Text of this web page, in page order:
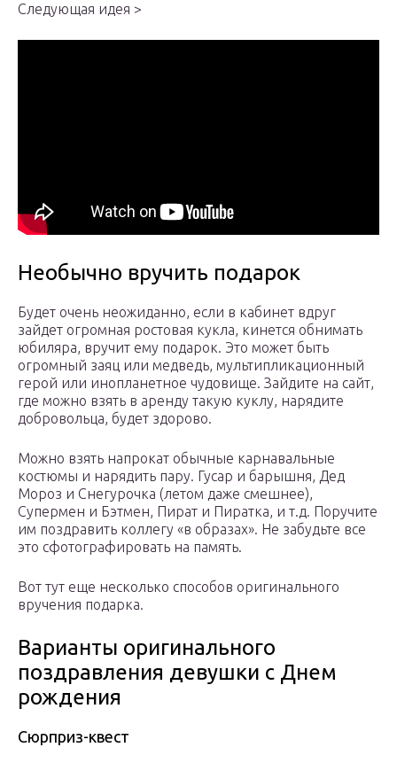
Следующая идея >
Необычно вручить подарок
Будет очень неожиданно, если в кабинет вдруг
зайдет огромная ростовая кукла, кинется обнимать
юбиляра, вручит ему подарок. Это может быть
огромный заяц или медведь, мультипликационный
герой или инопланетное чудовище. Зайдите на сайт,
где можно взять в аренду такую куклу, нарядите
добровольца, будет здорово.
Можно взять напрокат обычные карнавальные
костюмы и нарядить пару. Гусар и барышня, Дед
Мороз и Снегурочка (летом даже смешнее),
Супермен и Бэтмен, Пират и Пиратка, и т.д. Поручите
им поздравить коллегу «в образах». Не забудьте все
это сфотографировать на память.
Вот тут еще несколько способов оригинального
вручения подарка.
Варианты оригинального
поздравления девушки с Днем
рождения
Сюрприз-квест